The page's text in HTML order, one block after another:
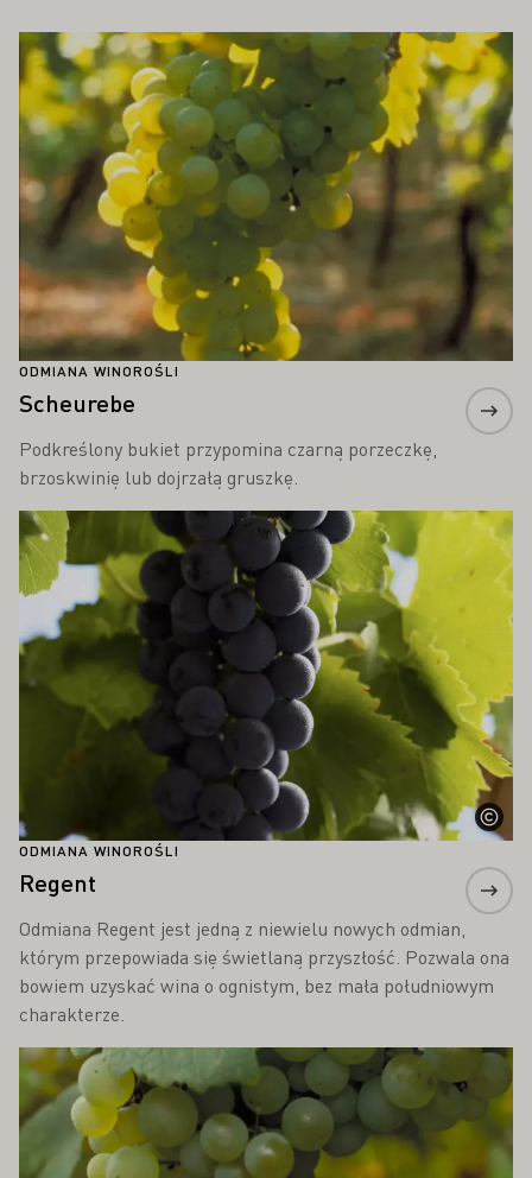
ZAINTERESOWAĆ
ODMIANA WINOROŚLI
Scheurebe
Podkreślony bukiet przypomina czarną porzeczkę,
brzoskwinię lub dojrzałą gruszkę.
Proszę dowiedzieć się więcej
ODMIANA WINOROŚLI
Regent
Odmiana Regent jest jedną z niewielu nowych odmian,
którym przepowiada się świetlaną przyszłość. Pozwala ona
bowiem uzyskać wina o ognistym, bez mała południowym
charakterze.
Proszę dowiedzieć się więcej
Proszę dowiedzieć się więcej